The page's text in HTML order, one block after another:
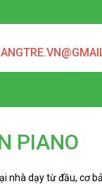
PIANO
nhà dạy từ đầu, cơ